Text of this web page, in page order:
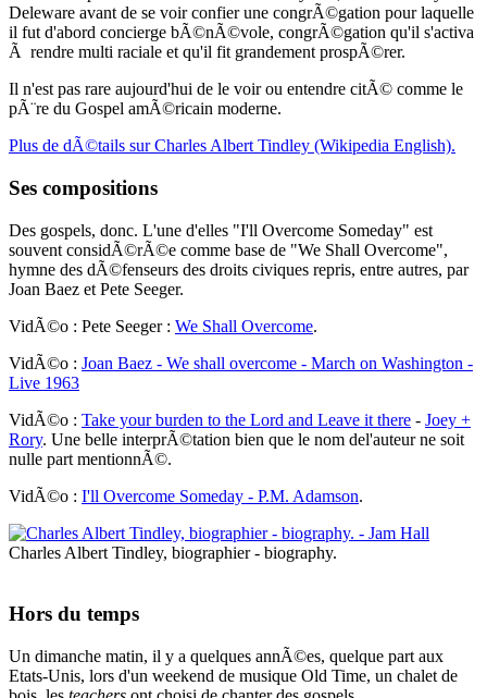
Deleware avant de se voir confier une congrÃ©gation pour laquelle
il fut d'abord concierge bÃ©nÃ©vole, congrÃ©gation qu'il s'activa
Ã rendre multi raciale et qu'il fit grandement prospÃ©rer.
Il n'est pas rare aujourd'hui de le voir ou entendre citÃ© comme le
pÃ¨re du Gospel amÃ©ricain moderne.
Plus de dÃ©tails sur Charles Albert Tindley (Wikipedia English).
Ses compositions
Des gospels, donc. L'une d'elles "I'll Overcome Someday" est
souvent considÃ©rÃ©e comme base de "We Shall Overcome",
hymne des dÃ©fenseurs des droits civiques repris, entre autres, par
Joan Baez et Pete Seeger.
VidÃ©o : Pete Seeger : We Shall Overcome.
VidÃ©o : Joan Baez - We shall overcome - March on Washington -
Live 1963
VidÃ©o : Take your burden to the Lord and Leave it there - Joey +
Rory. Une belle interprÃ©tation bien que le nom del'auteur ne soit
nulle part mentionnÃ©.
VidÃ©o : I'll Overcome Someday - P.M. Adamson.
Charles Albert Tindley, biographier - biography.
Hors du temps
Un dimanche matin, il y a quelques annÃ©es, quelque part aux
Etats-Unis, lors d'un weekend de musique Old Time, un chalet de